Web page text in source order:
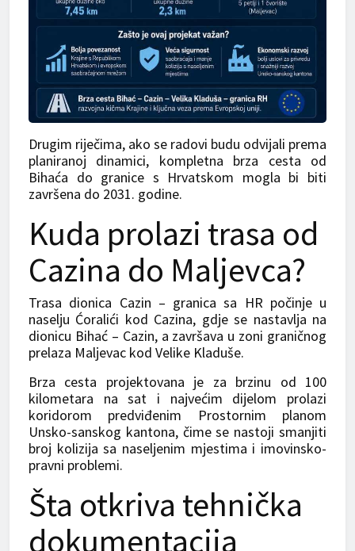
Drugim riječima, ako se radovi budu odvijali prema
planiranoj dinamici, kompletna brza cesta od
Bihaća do granice s Hrvatskom mogla bi biti
završena do 2031. godine.
Kuda prolazi trasa od
Cazina do Maljevca?
Trasa dionica Cazin – granica sa HR počinje u
naselju Ćoralići kod Cazina, gdje se nastavlja na
dionicu Bihać – Cazin, a završava u zoni graničnog
prelaza Maljevac kod Velike Kladuše.
Brza cesta projektovana je za brzinu od 100
kilometara na sat i najvećim dijelom prolazi
koridorom predviđenim Prostornim planom
Unsko-sanskog kantona, čime se nastoji smanjiti
broj kolizija sa naseljenim mjestima i imovinsko-
pravni problemi.
Šta otkriva tehnička
dokumentacija